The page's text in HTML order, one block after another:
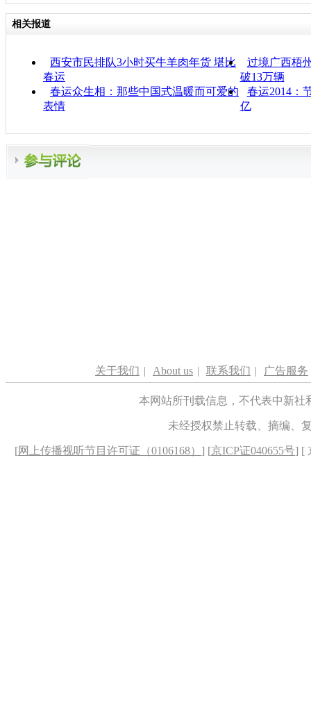
相关报道
西安市民排队3小时买牛羊肉年货 堪比
春运
过境广西梧
破13万辆
春运众生相：那些中国式温暖而可爱的
表情
春运2014：
亿
关于我们 | About us | 联系我们 | 广告服务
本网站所刊载信息，不代表中新
未经授权禁止转载、摘编、
[网上传播视听节目许可证（0106168） ] [京ICP证040655号] [